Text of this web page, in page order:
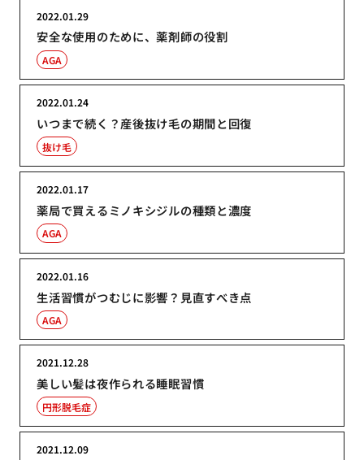
安全な使用のために、薬剤師の役割
2022.01.29
AGA
いつまで続く？産後抜け毛の期間と回復
2022.01.24
抜け毛
薬局で買えるミノキシジルの種類と濃度
2022.01.17
AGA
生活習慣がつむじに影響？見直すべき点
2022.01.16
AGA
美しい髪は夜作られる睡眠習慣
2021.12.28
円形脱毛症
2021.12.09